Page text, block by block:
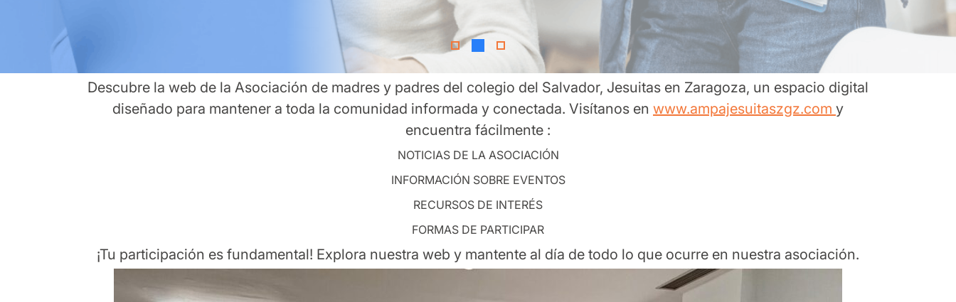
Descubre la web de la Asociación de madres y padres del colegio del Salvador, Jesuitas en Zaragoza, un espacio digital
diseñado para mantener a toda la comunidad informada y conectada. Visítanos en www.ampajesuitaszgz.com y
encuentra fácilmente :
NOTICIAS DE LA ASOCIACIÓN
INFORMACIÓN SOBRE EVENTOS
RECURSOS DE INTERÉS
FORMAS DE PARTICIPAR
¡Tu participación es fundamental! Explora nuestra web y mantente al día de todo lo que ocurre en nuestra asociación.